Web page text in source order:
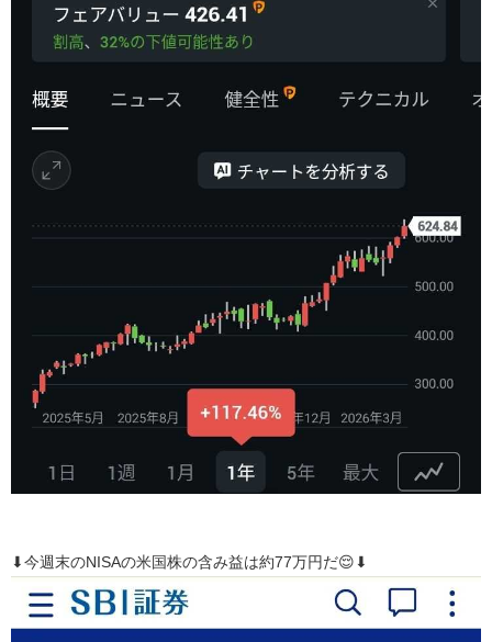
⬇今週末のNISAの米国株の含み益は約77万円だ😌⬇